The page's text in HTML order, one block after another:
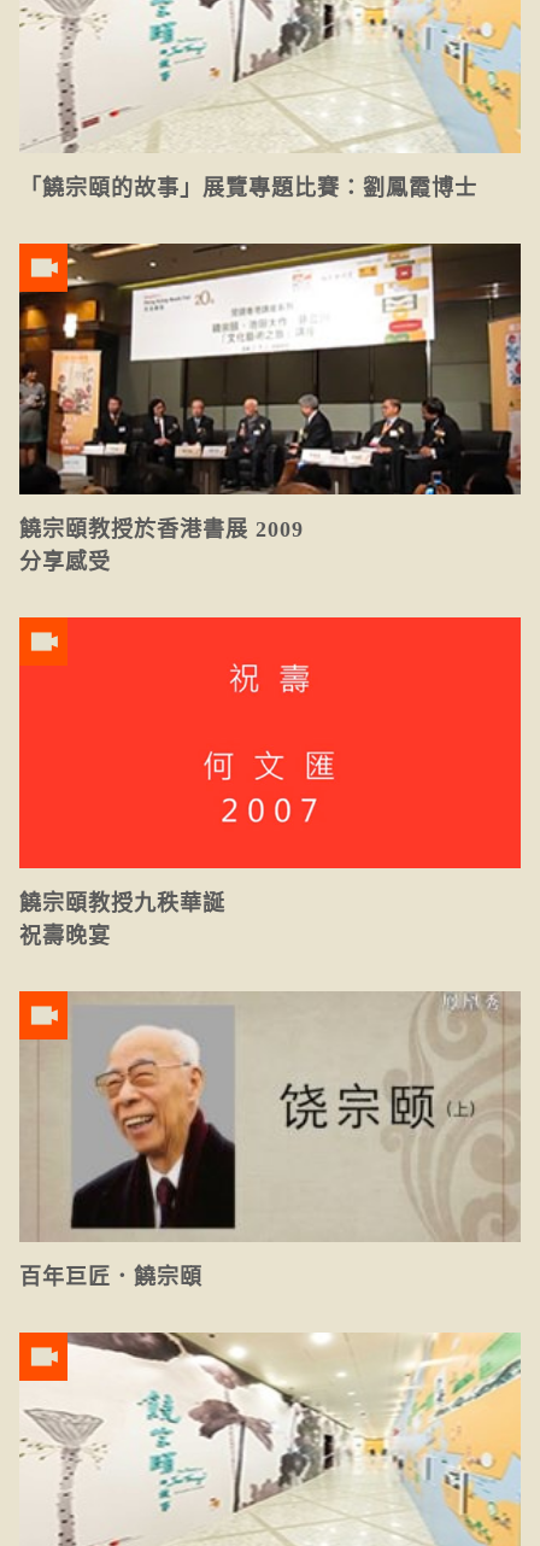
「饒宗頤的故事」展覽專題比賽：劉鳳霞博士
饒宗頤教授於香港書展 2009
分享感受
饒宗頤教授九秩華誕
祝壽晚宴
百年巨匠．饒宗頤